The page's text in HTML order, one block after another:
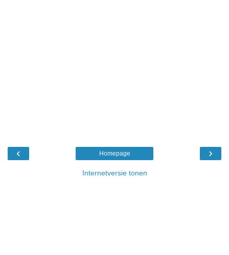
‹ ›
Homepage
Internetversie tonen